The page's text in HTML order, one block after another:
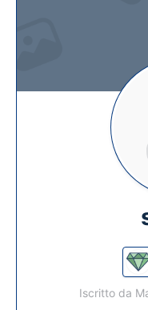
Iscritto da